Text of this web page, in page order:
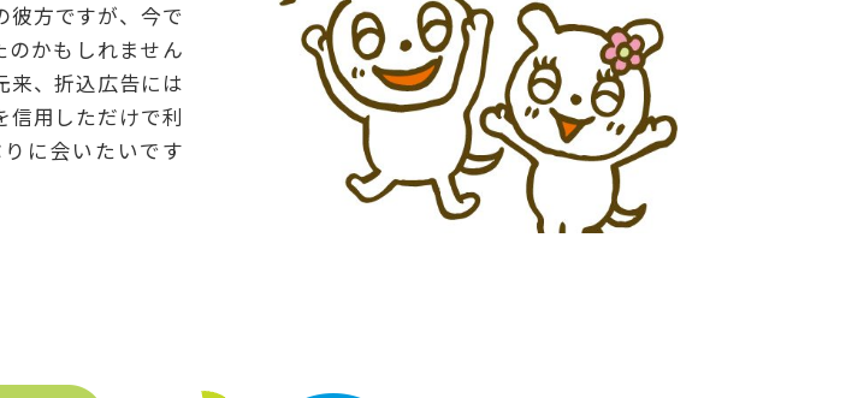
彼方ですが、今で
かもしれません
来、折込広告には
信用しただけで利
に会いたいです